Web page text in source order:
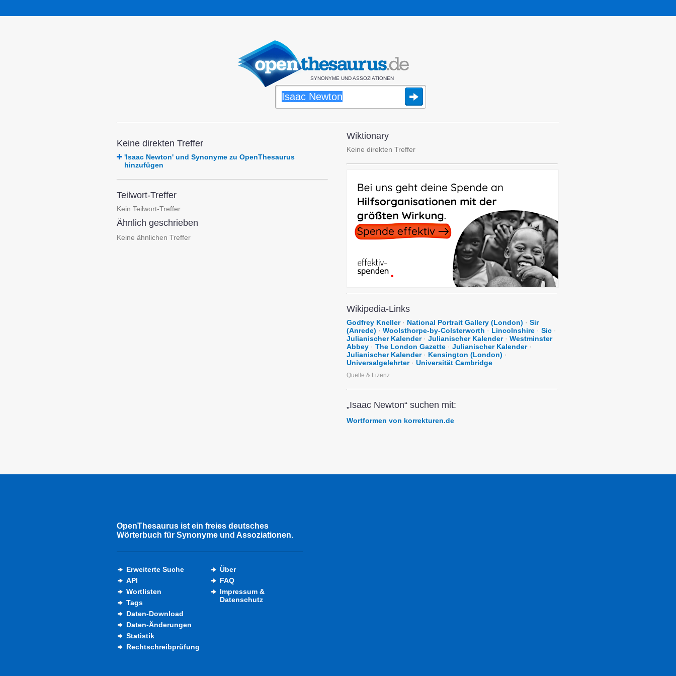
SYNONYME UND ASSOZIATIONEN
Keine direkten Treffer
'Isaac Newton' und Synonyme zu OpenThesaurus
hinzufügen
Teilwort-Treffer
Kein Teilwort-Treffer
Ähnlich geschrieben
Keine ähnlichen Treffer
Wiktionary
Keine direkten Treffer
Wikipedia-Links
Godfrey Kneller· National Portrait Gallery (London) · Sir
(Anrede) · Woolsthorpe-by-Colsterworth · Lincolnshire · Sic ·
Julianischer Kalender· Julianischer Kalender· Westminster
Abbey · The London Gazette · Julianischer Kalender·
Julianischer Kalender· Kensington (London) ·
Universalgelehrter· Universität Cambridge
Quelle & Lizenz
„Isaac Newton“ suchen mit:
Wortformen von korrekturen.de
OpenThesaurus ist ein freies deutsches
Wörterbuch für Synonyme und Assoziationen.
Erweiterte Suche
API
Wortlisten
Tags
Daten-Download
Daten-Änderungen
Statistik
Rechtschreibprüfung
Über
FAQ
Impressum &
Datenschutz